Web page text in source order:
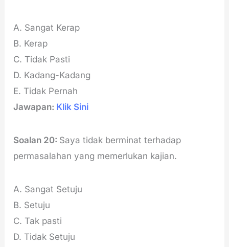
A. Sangat Kerap
B. Kerap
C. Tidak Pasti
D. Kadang-Kadang
E. Tidak Pernah
Jawapan: Klik Sini
Soalan 20: Saya tidak berminat terhadap
permasalahan yang memerlukan kajian.
A. Sangat Setuju
B. Setuju
C. Tak pasti
D. Tidak Setuju